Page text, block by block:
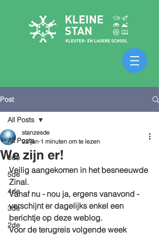
Post
All Posts
6de
5de
4de
3de
2de
All Posts
We zijn er!
stanzesde
22 jan 1 minuten om te lezen
Veilig aangekomen in het besneeuwde
Zinal.
Vanaf nu - nou ja, ergens vanavond -
verschijnt er dagelijks enkel een
berichtje op deze weblog.
Voor de terugreis volgende week